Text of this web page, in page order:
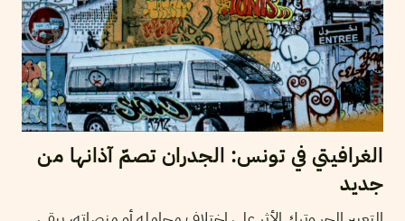
الغرافيتي في تونس: الجدران تصمّ آذانها من
جديد